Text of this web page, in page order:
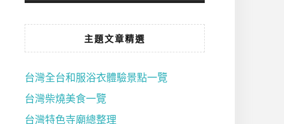
主題文章精選
台灣全台和服浴衣體驗景點一覽
台灣柴燒美食一覽
台灣特色寺廟總整理